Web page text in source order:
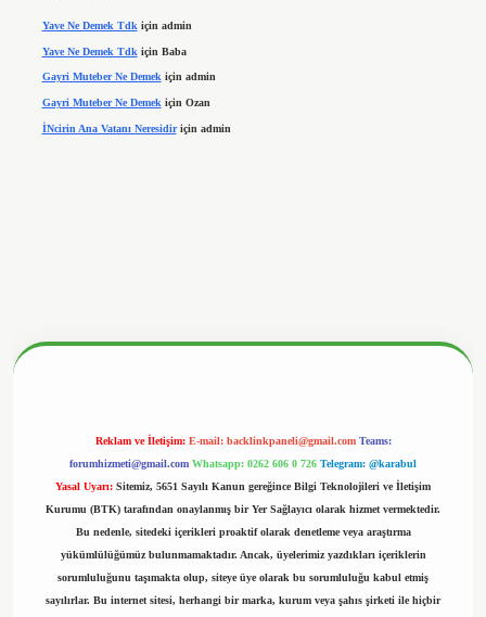
Yave Ne Demek Tdk için admin
Yave Ne Demek Tdk için Baba
Gayri Muteber Ne Demekiçin admin
Gayri Muteber Ne Demek için Ozan
İNcirin Ana Vatanı Neresidiriçin admin
Reklam ve İletişim: E-mail: backlinkpaneli@gmail.com Teams:
forumhizmeti@gmail.com Whatsapp: 0262 606 0 726 Telegram: @karabul
Yasal Uyarı: Sitemiz, 5651 Sayılı Kanun gereğince Bilgi Teknolojileri ve İletişim
Kurumu (BTK) tarafından onaylanmış bir Yer Sağlayıcı olarak hizmet vermektedir.
Bu nedenle, sitedeki içerikleri proaktif olarak denetleme veya araştırma
yükümlülüğümüz bulunmamaktadır. Ancak, üyelerimiz yazdıkları içeriklerin
sorumluluğunu taşımakta olup, siteye üye olarak bu sorumluluğu kabul etmiş
sayılırlar. Bu internet sitesi, herhangi bir marka, kurum veya şahıs şirketi ile hiçbir